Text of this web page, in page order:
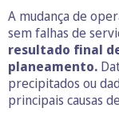
A mudança de
sem falhas de
resultado final
planeamento.
precipitados ou
principais causas